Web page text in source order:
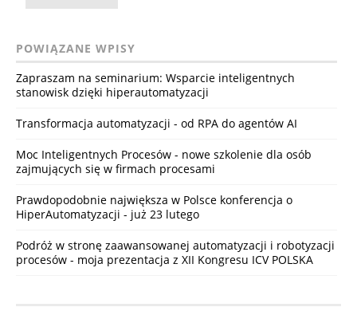
POWIĄZANE WPISY
Zapraszam na seminarium: Wsparcie inteligentnych
stanowisk dzięki hiperautomatyzacji
Transformacja automatyzacji - od RPA do agentów AI
Moc Inteligentnych Procesów - nowe szkolenie dla osób
zajmujących się w firmach procesami
Prawdopodobnie największa w Polsce konferencja o
HiperAutomatyzacji - już 23 lutego
Podróż w stronę zaawansowanej automatyzacji i robotyzacji
procesów - moja prezentacja z XII Kongresu ICV POLSKA